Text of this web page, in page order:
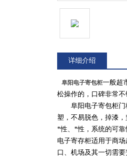
详细介绍
阜阳电子寄包柜一般超
松操作的，口碑非常不
阜阳电子寄包柜门板
塑，不易脱色，掉漆
*性、*性，系统的可靠
电子寄存柜适用于商
口、机场及其一切需